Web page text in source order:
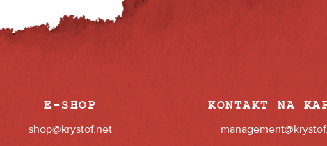
E-SHOP
shop@krystof.net
KONTAKT NA